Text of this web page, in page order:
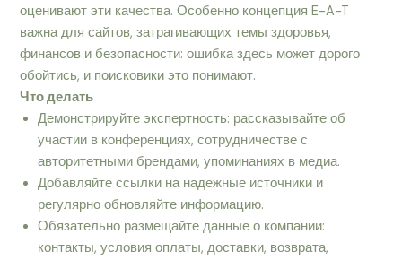
оценивают эти качества. Особенно концепция E-A-T
важна для сайтов, затрагивающих темы здоровья,
финансов и безопасности: ошибка здесь может дорого
обойтись, и поисковики это понимают.
Что делать
Демонстрируйте экспертность: рассказывайте об
участии в конференциях, сотрудничестве с
авторитетными брендами, упоминаниях в медиа.
Добавляйте ссылки на надежные источники и
регулярно обновляйте информацию.
Обязательно размещайте данные о компании:
контакты, условия оплаты, доставки, возврата,